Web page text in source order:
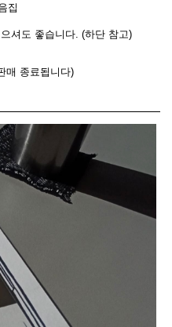
집
셔도 좋습니다. (하단 참고)
매 종료됩니다)